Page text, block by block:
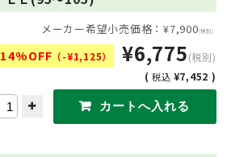
メーカー希望小売価格：¥7,900(税別)
14%OFF （-¥1,125） ¥6,775(税別)
(税込 ¥7,452 )